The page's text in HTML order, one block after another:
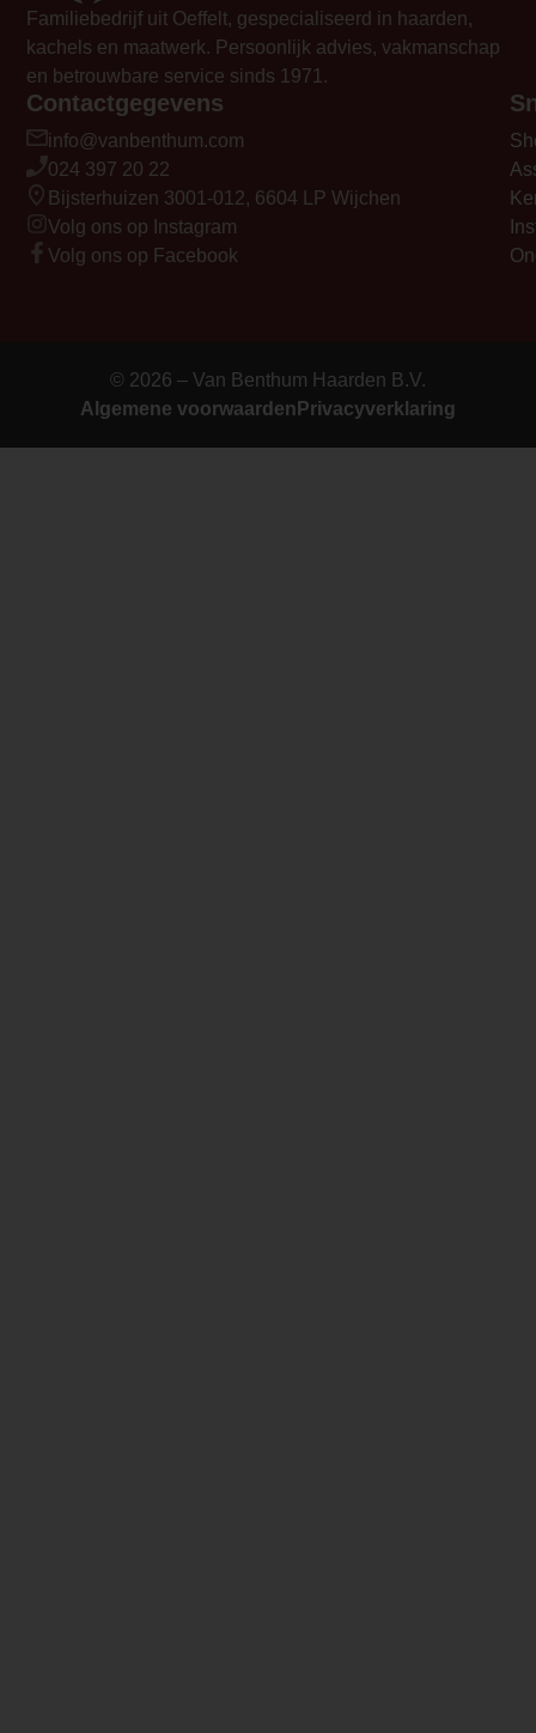
en LED-effecten.</p>
<h3 class="p1">
<strong>Veiligheidsscherm</strong></
<p class="p1">Optioneel voor alle
gashaarden is het veiligheidsscherm.
garandeert veiligheid voor iedereen.
minder directe straling van de ruit komt
dichter bij de haard zitten en is de
veilig voor kinderen of huisdieren. Dit
Familiebedrijf uit Oeffelt, gespecialiseerd in haarden,
kachels en maatwerk. Persoonlijk advies, vakmanschap
en betrouwbare service sinds 1971.
Contactgegevens
info@vanbenthum.com
024 397 20 22
Bijsterhuizen 3001-012, 6604 LP Wijchen
Volg ons op Instagram
Volg ons op Facebook
© 2026 – Van Benthum Haarden B.V.
Algemene voorwaarden Privacyverklaring